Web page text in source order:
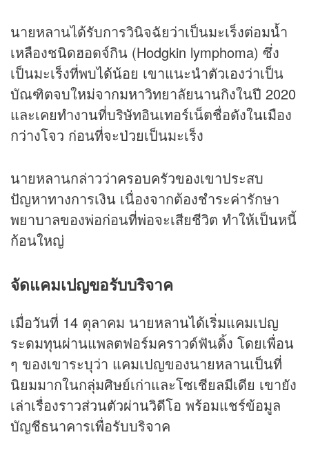
นายหลานได้รับการวินิจฉัยว่าเป็นมะเร็งต่อมน้ำ
เหลืองชนิดฮอดจ์กิน (Hodgkin lymphoma) ซึ่ง
เป็นมะเร็งที่พบได้น้อย เขาแนะนำตัวเองว่าเป็น
บัณฑิตจบใหม่จากมหาวิทยาลัยนานกิงในปี 2020
และเคยทำงานที่บริษัทอินเทอร์เน็ตชื่อดังในเมือง
กว่างโจว ก่อนที่จะป่วยเป็นมะเร็ง
นายหลานกล่าวว่าครอบครัวของเขาประสบ
ปัญหาทางการเงิน เนื่องจากต้องชำระค่ารักษา
พยาบาลของพ่อก่อนที่พ่อจะเสียชีวิต ทำให้เป็นหนี้
ก้อนใหญ่
จัดแคมเปญขอรับบริจาค
เมื่อวันที่ 14 ตุลาคม นายหลานได้เริ่มแคมเปญ
ระดมทุนผ่านแพลตฟอร์มคราวด์ฟันดิ้ง โดยเพื่อน
ๆ ของเขาระบุว่า แคมเปญของนายหลานเป็นที่
นิยมมากในกลุ่มศิษย์เก่าและโซเชียลมีเดีย เขายัง
เล่าเรื่องราวส่วนตัวผ่านวิดีโอ พร้อมแชร์ข้อมูล
บัญชีธนาคารเพื่อรับบริจาค